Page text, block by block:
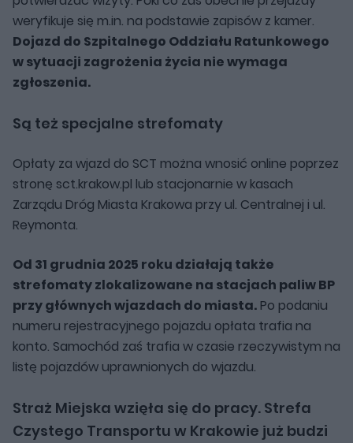
weryfikuje się m.in. na podstawie zapisów z kamer.
Dojazd do Szpitalnego Oddziału Ratunkowego
w sytuacji zagrożenia życia nie wymaga
zgłoszenia.
Są też specjalne strefomaty
Opłaty za wjazd do SCT można wnosić online poprzez
stronę sct.krakow.pl lub stacjonarnie w kasach
Zarządu Dróg Miasta Krakowa przy ul. Centralnej i ul.
Reymonta.
Od 31 grudnia 2025 roku działają także
strefomaty zlokalizowane na stacjach paliw BP
przy głównych wjazdach do miasta. Po podaniu
numeru rejestracyjnego pojazdu opłata trafia na
konto. Samochód zaś trafia w czasie rzeczywistym na
listę pojazdów uprawnionych do wjazdu.
Straż Miejska wzięła się do pracy. Strefa
Czystego Transportu w Krakowie już budzi